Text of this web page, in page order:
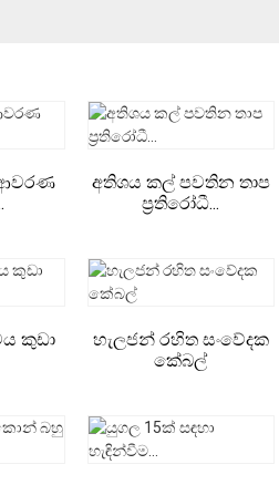
අතිශය කල් පවතින තාප
ප්‍රතිරෝධී...
කුඩා
හැලජන් රහිත සංවේදක
කේබල්